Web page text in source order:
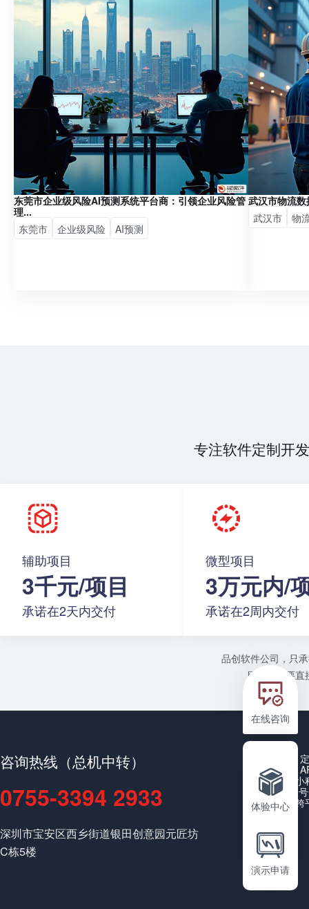
在线咨询
体验中心
演示申请
东莞市企业级风险AI预测系统平台商：引领企业风险管
理...
东莞市
企业级风险 AI预测
武汉市物流
武汉市
物
专注软件定制开
辅助项目
3千元/项目
承诺在2天内交付
微型项目
3万元内/
承诺在2周内交付
品创软件公司，只
目或者需要
咨询热线（总机中转）
0755-3394 2933
深圳市宝安区西乡街道银田创意园元匠坊
C栋5楼
公众